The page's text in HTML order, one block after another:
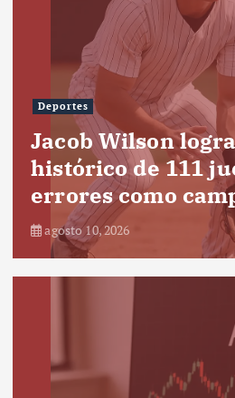
Deportes
Jacob Wilson
histórico de 111
errores como
agosto 10, 2026